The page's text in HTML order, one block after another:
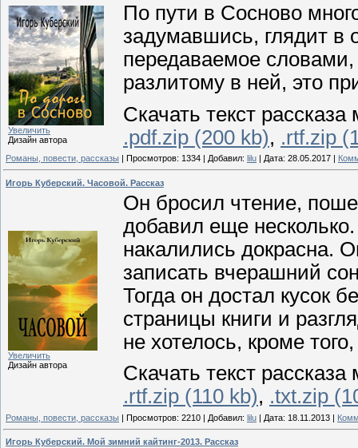
Увеличить
Дизайн автора
По пути в Сосново
задумавшись, глядит в
передаваемое словами,
разлитому в ней, это
Скачать текст
.pdf.zip (200 kb), .rtf.zip
Романы, повести, рассказы | Просмотров: 1334 | Добавил: lilu | Дата: 28.05.2017 |
Игорь Куберский. Часовой. Рассказ
Увеличить
Дизайн автора
Он бросил чтение,
добавил еще
накалились докрасна.
записать вчерашний
Тогда он достал кусок
страницы книги и
не хотелось, кроме
Скачать текст
.rtf.zip (110 kb), .txt.zip
Романы, повести, рассказы | Просмотров: 2210 | Добавил: lilu | Дата: 18.11.2013 |
Игорь Куберский. Мой зимний кайтинг-2013. Рассказ